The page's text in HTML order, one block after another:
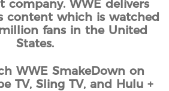
company. WWE delivers
content which is watched
fans in the United
States.
WWE SmakeDown on
TV, Sling TV, and Hulu +